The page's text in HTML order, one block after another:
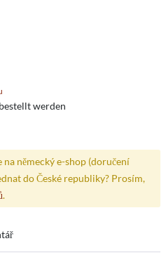
werden
německý e-shop (doručení
do České republiky? Prosím,
.